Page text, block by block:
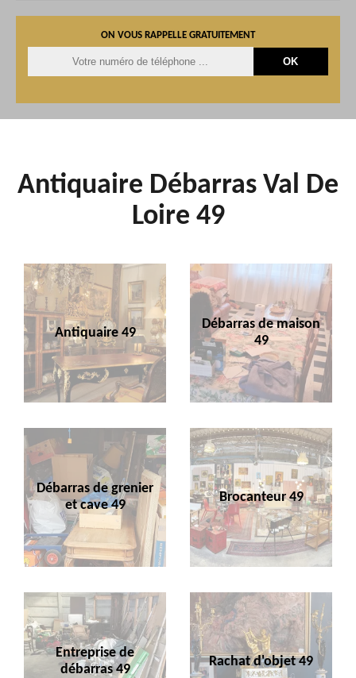
ON VOUS RAPPELLE GRATUITEMENT
Antiquaire Débarras Val De
Loire 49
Antiquaire 49
Débarras de maison
49
Débarras de grenier
et cave 49
Brocanteur 49
Entreprise de
débarras 49
Rachat d'objet 49